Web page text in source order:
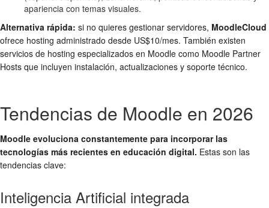
apariencia con temas visuales.
Alternativa rápida: si no quieres gestionar servidores, MoodleCloud
ofrece hosting administrado desde US$10/mes. También existen
servicios de hosting especializados en Moodle como Moodle Partner
Hosts que incluyen instalación, actualizaciones y soporte técnico.
Tendencias de Moodle en 2026
Moodle evoluciona constantemente para incorporar las
tecnologías más recientes en educación digital. Estas son las
tendencias clave:
Inteligencia Artificial integrada